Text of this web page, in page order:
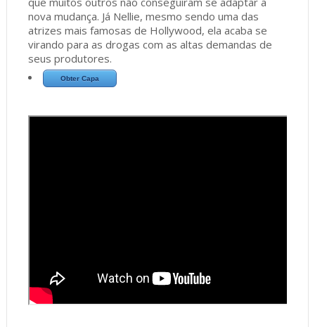
nova mudança. Já Nellie, mesmo sendo uma das
atrizes mais famosas de Hollywood, ela acaba se
virando para as drogas com as altas demandas de
seus produtores.
Obter Capa